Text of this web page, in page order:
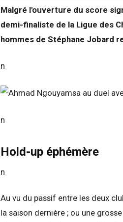
Malgré l'ouverture du score
demi-finaliste de la Ligue des
hommes de Stéphane Jobard
n
n
Hold-up éphémère
n
Au vu du passif entre les deux
la saison dernière ; ou une